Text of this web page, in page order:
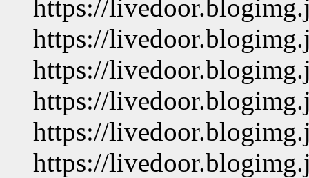
https://
https://
https://
https://
https://
https://